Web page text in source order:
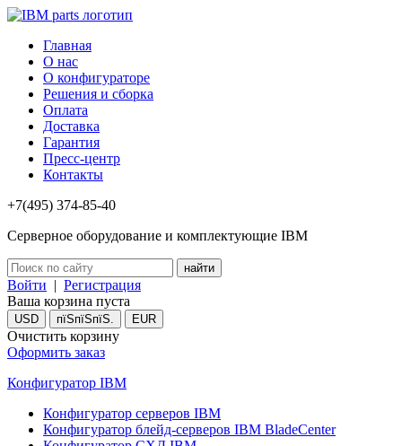
Главная
О нас
О конфигураторе
Решения и сборка
Оплата
Доставка
Гарантия
Пресс-центр
Контакты
+7(495) 374-85-40
Серверное оборудование и комплектующие IBM
Войти | Регистрация
Ваша корзина пуста
USD пїЅпїЅпїЅ. EUR
Очистить корзину
Оформить заказ
Конфигуратор IBM
Конфигуратор серверов IBM
Конфигуратор блейд-серверов IBM BladeCenter